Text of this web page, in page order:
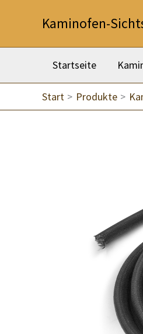
Kaminofen-
Startseite
Start Produkte